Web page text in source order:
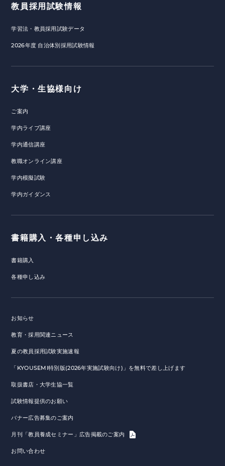
教員採用試験情報
学習法・教員採用試験データ
2026年度 自治体別採用試験情報
大学・生協様向け
ご案内
学内ライブ講座
学内通信講座
教職オンライン講座
学内模擬試験
学内ガイダンス
書籍購入・各種申し込み
書籍購入
各種申し込み
お知らせ
教育・採用関連ニュース
夏の教員採用試験実施速報
「KYOUSEMI特別版(2026年実施試験向け)」を無料で差し上げます
取扱書店・大学生協一覧
試験情報提供のお願い
バナー広告募集のご案内
月刊「教員養成セミナー」広告掲載のご案内
お問い合わせ